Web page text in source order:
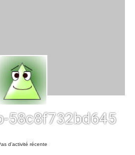
58c8f732bd645
d’activité récente